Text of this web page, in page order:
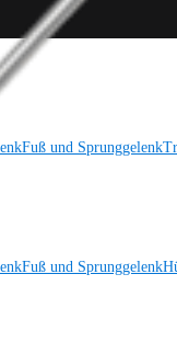
Fuß und Sprunggelenk
Fuß und Sprunggelenk